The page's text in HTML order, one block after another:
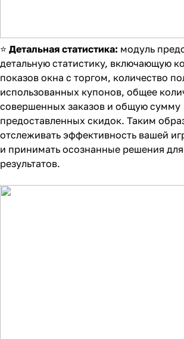
⭐ Детальная статистика: модуль
детальную статистику, включающую
показов окна с торгом, количество
использованных купонов, общее
совершенных заказов и общую сумму
предоставленных скидок. Таким
отслеживать эффективность вашей
и принимать осознанные решения
результатов.